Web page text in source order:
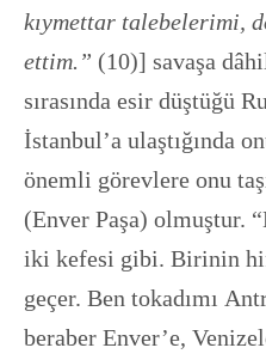
kıymettar talebelerimi,
ettim.” (10)] savaşa
sırasında esir düştüğü
İstanbul’a ulaştığında
önemli görevlere onu
(Enver Paşa) olmuştur.
iki kefesi gibi. Birinin
geçer. Ben tokadımı
beraber Enver’e,